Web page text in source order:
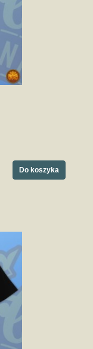
Do koszyka